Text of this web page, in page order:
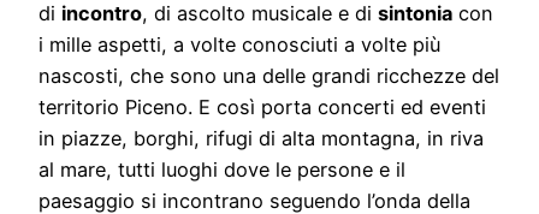
di incontro, di ascolto musicale e di sintonia con
i mille aspetti, a volte conosciuti a volte più
nascosti, che sono una delle grandi ricchezze del
territorio Piceno. E così porta concerti ed eventi
in piazze, borghi, rifugi di alta montagna, in riva
al mare, tutti luoghi dove le persone e il
paesaggio si incontrano seguendo l’onda della